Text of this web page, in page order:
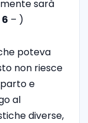
sarà
– )
poteva
non riesce
e
al
diverse,